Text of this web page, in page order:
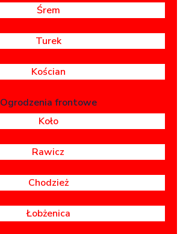
Śrem
Turek
Kościan
Ogrodzenia frontowe
Koło
Rawicz
Chodzież
Łobżenica